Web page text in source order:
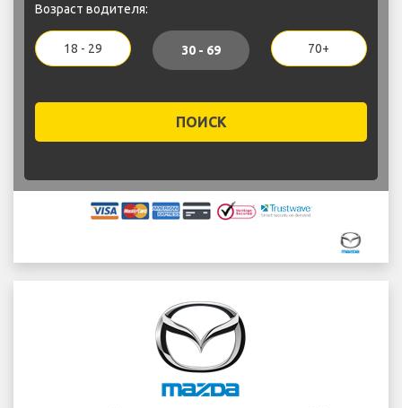
Возраст водителя:
18 - 29 30 - 69 70+
ПОИСК